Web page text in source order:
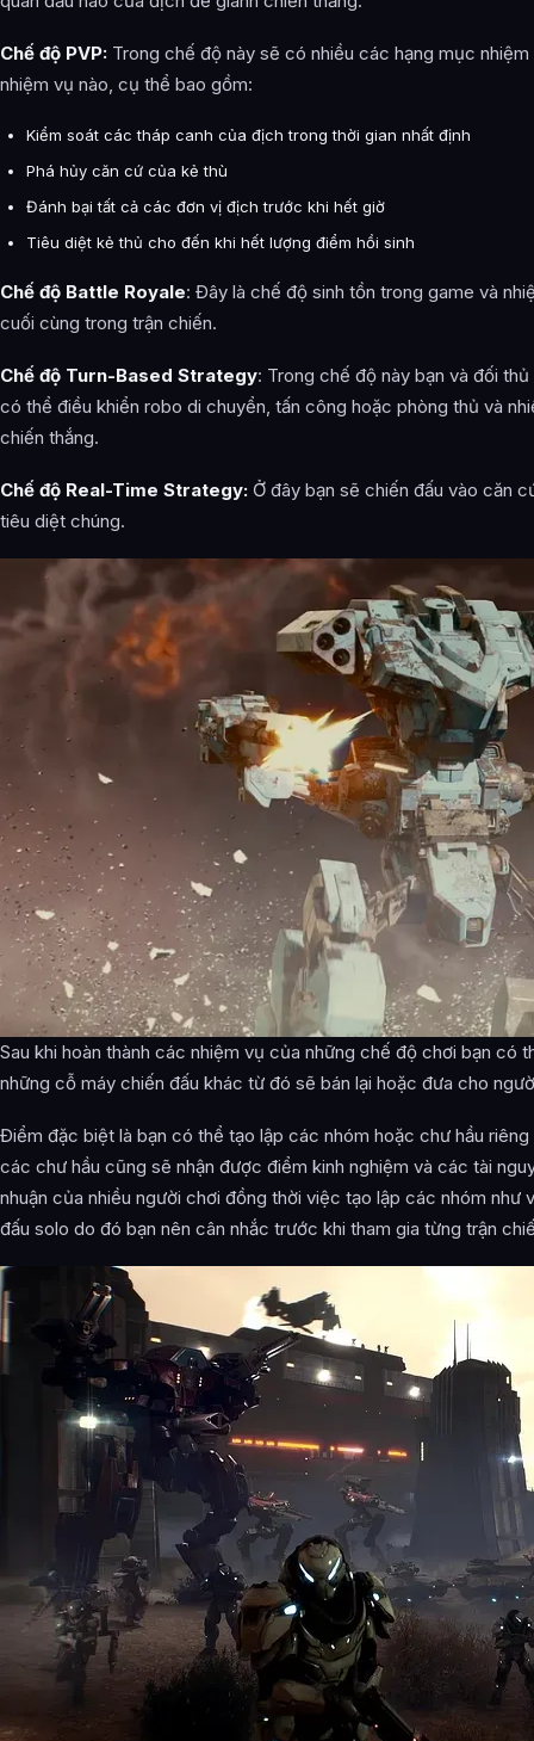
Chế độ PVP: Trong chế độ này sẽ có nhiều các hạng mục
nhiệm vụ nào, cụ thể bao gồm:
Kiểm soát các tháp canh của địch trong thời gian nhất định
Phá hủy căn cứ của kẻ thù
Đánh bại tất cả các đơn vị địch trước khi hết giờ
Tiêu diệt kẻ thủ cho đến khi hết lượng điểm hồi sinh
Chế độ Battle Royale: Đây là chế độ sinh tồn trong game và
cuối cùng trong trận chiến.
Chế độ Turn-Based Strategy: Trong chế độ này bạn và đối
có thể điều khiển robo di chuyển, tấn công hoặc phòng thủ và
chiến thắng.
Chế độ Real-Time Strategy: Ở đây bạn sẽ chiến đấu vào căn
tiêu diệt chúng.
Sau khi hoàn thành các nhiệm vụ của những chế độ chơi bạn
những cỗ máy chiến đấu khác từ đó sẽ bán lại hoặc đưa cho
Điểm đặc biệt là bạn có thể tạo lập các nhóm hoặc chư hầu
các chư hầu cũng sẽ nhận được điểm kinh nghiệm và các tài
nhuận của nhiều người chơi đồng thời việc tạo lập các nhóm
đấu solo do đó bạn nên cân nhắc trước khi tham gia từng trận